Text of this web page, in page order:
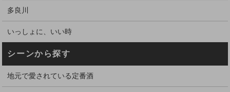
多良川
いっしょに、いい時
シーンから探す
地元で愛されている定番酒